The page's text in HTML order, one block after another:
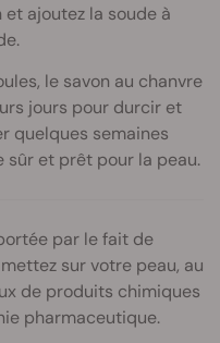
ajoutez la soude à
le savon au chanvre
jours pour durcir et
quelques semaines
sûr et prêt pour la peau.
par le fait de
sur votre peau, au
de produits chimiques
pharmaceutique.